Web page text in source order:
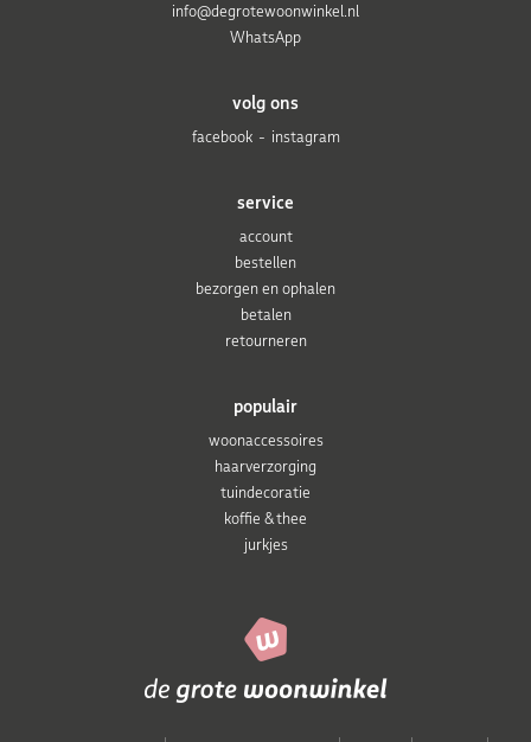
populair
woonaccessoires
haarverzorging
tuindecoratie
koffie & thee
jurkjes
service
account
bestellen
bezorgen en ophalen
betalen
retourneren
volg ons
facebook
instagram
info@degrotewoonwinkel.nl
WhatsApp